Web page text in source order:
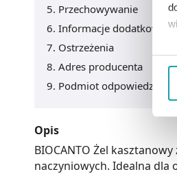
Przechowywanie
Informacje dodatkowe
Ostrzeżenia
Adres producenta
Podmiot odpowiedzialny
Opis
BIOCANTO Żel
naczyniowych. Idealna dla